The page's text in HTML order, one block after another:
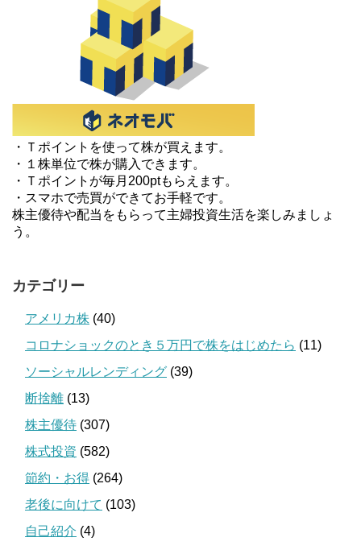
・Ｔポイントを使って株が買えます。
・１株単位で株が購入できます。
・Ｔポイントが毎月200ptもらえます。
・スマホで売買ができてお手軽です。
株主優待や配当をもらって主婦投資生活を楽しみましょ
う。
カテゴリー
アメリカ株 (40)
コロナショックのとき５万円で株をはじめたら (11)
ソーシャルレンディング (39)
断捨離 (13)
株主優待 (307)
株式投資 (582)
節約・お得 (264)
老後に向けて (103)
自己紹介 (4)